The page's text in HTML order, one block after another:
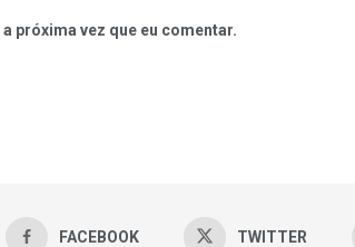
próxima vez que eu comentar.
FACEBOOK TWITTER